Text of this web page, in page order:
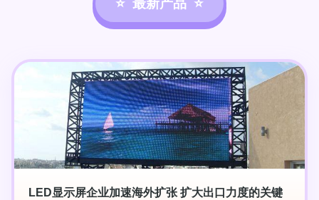
最新产品
LED显示屏企业加速海外扩张 扩大出口力度的关键